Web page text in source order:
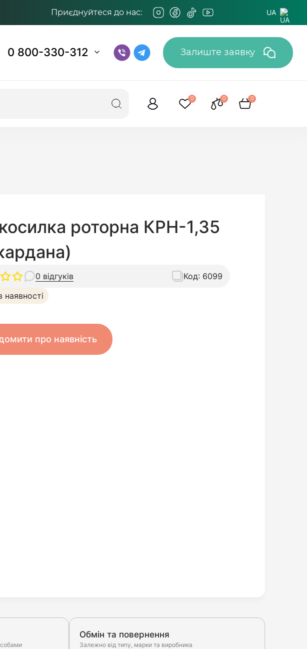
Приєднуйтеся до нас: UA
0 800-330-312 Залиште заявку
0 0 0
роторна КРН-1,35
0 відгуків Код: 6099
про наявність
Обмін та повернення
Залежно від типу, марки та виробника